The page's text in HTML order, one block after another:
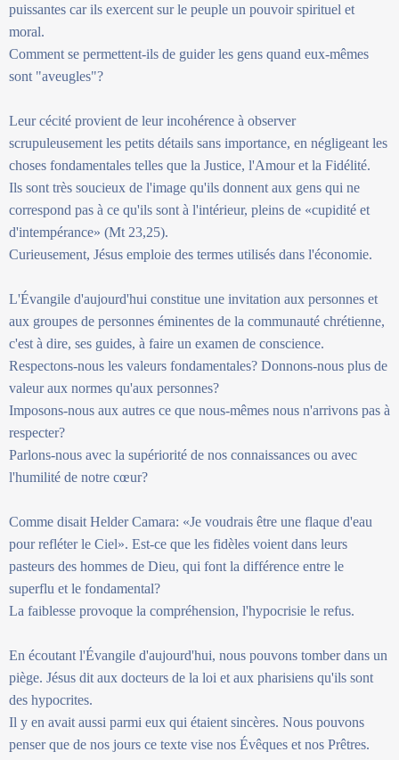
puissantes car ils exercent sur le peuple un pouvoir spirituel et
moral.
Comment se permettent-ils de guider les gens quand eux-mêmes
sont "aveugles"?
Leur cécité provient de leur incohérence à observer
scrupuleusement les petits détails sans importance, en négligeant les
choses fondamentales telles que la Justice, l'Amour et la Fidélité.
Ils sont très soucieux de l'image qu'ils donnent aux gens qui ne
correspond pas à ce qu'ils sont à l'intérieur, pleins de «cupidité et
d'intempérance» (Mt 23,25).
Curieusement, Jésus emploie des termes utilisés dans l'économie.
L'Évangile d'aujourd'hui constitue une invitation aux personnes et
aux groupes de personnes éminentes de la communauté chrétienne,
c'est à dire, ses guides, à faire un examen de conscience.
Respectons-nous les valeurs fondamentales? Donnons-nous plus de
valeur aux normes qu'aux personnes?
Imposons-nous aux autres ce que nous-mêmes nous n'arrivons pas à
respecter?
Parlons-nous avec la supériorité de nos connaissances ou avec
l'humilité de notre cœur?
Comme disait Helder Camara: «Je voudrais être une flaque d'eau
pour refléter le Ciel». Est-ce que les fidèles voient dans leurs
pasteurs des hommes de Dieu, qui font la différence entre le
superflu et le fondamental?
La faiblesse provoque la compréhension, l'hypocrisie le refus.
En écoutant l'Évangile d'aujourd'hui, nous pouvons tomber dans un
piège. Jésus dit aux docteurs de la loi et aux pharisiens qu'ils sont
des hypocrites.
Il y en avait aussi parmi eux qui étaient sincères. Nous pouvons
penser que de nos jours ce texte vise nos Évêques et nos Prêtres.